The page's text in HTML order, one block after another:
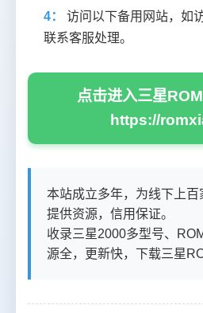
4：
访问以下备用网站，如
联系客服处理。
点击进入三星ROM
https://
本站成立多年，为线下上百
提供资源，信用保证。
收录三星2000多型号、
源全，更新快，下载三星